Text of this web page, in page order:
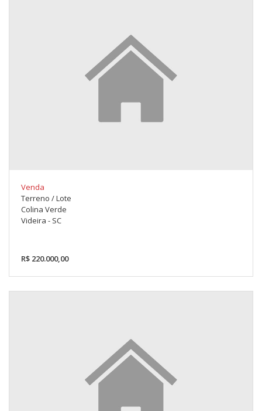
Venda
Terreno / Lote
Colina Verde
Videira - SC
R$ 220.000,00